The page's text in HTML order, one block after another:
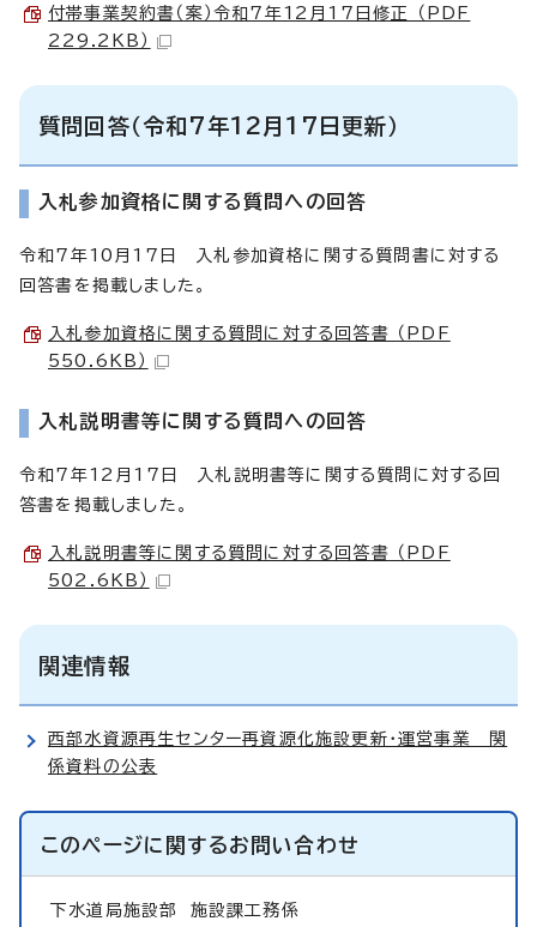
付帯事業契約書（案）令和7年12月17日修正 （PDF
229.2KB）
質問回答（令和7年12月17日更新）
入札参加資格に関する質問への回答
令和7年10月17日 入札参加資格に関する質問書に対する
回答書を掲載しました。
入札参加資格に関する質問に対する回答書 （PDF
550.6KB）
入札説明書等に関する質問への回答
令和7年12月17日 入札説明書等に関する質問に対する回
答書を掲載しました。
入札説明書等に関する質問に対する回答書 （PDF
502.6KB）
関連情報
西部水資源再生センター再資源化施設更新・運営事業 関
係資料の公表
このページに関するお問い合わせ
下水道局施設部 施設課工務係